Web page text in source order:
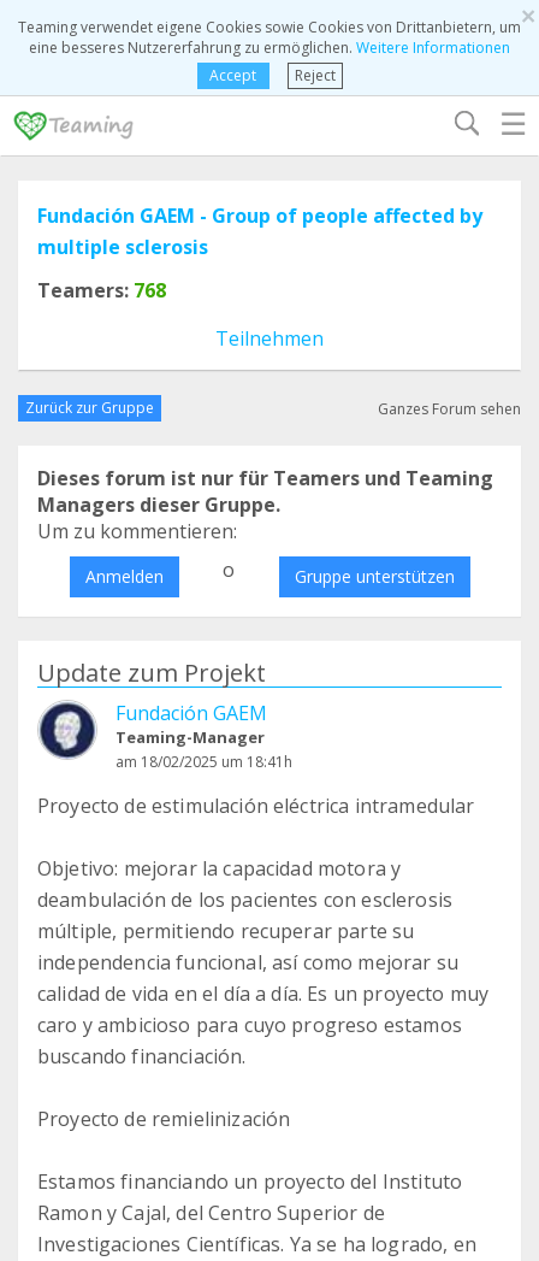
×
Teaming verwendet eigene Cookies sowie Cookies von Drittanbietern, um
eine besseres Nutzererfahrung zu ermöglichen. Weitere Informationen
Accept
Reject
☰
Fundación GAEM - Group of people affected by
multiple sclerosis
Teamers: 768
Teilnehmen
Zurück zur Gruppe Ganzes Forum sehen
Dieses forum ist nur für Teamers und Teaming
Managers dieser Gruppe.
Um zu kommentieren:
Anmelden o Gruppe unterstützen
Update zum Projekt
Fundación GAEM
Teaming-Manager
am 18/02/2025 um 18:41h
Proyecto de estimulación eléctrica intramedular
Objetivo: mejorar la capacidad motora y
deambulación de los pacientes con esclerosis
múltiple, permitiendo recuperar parte su
independencia funcional, así como mejorar su
calidad de vida en el día a día. Es un proyecto muy
caro y ambicioso para cuyo progreso estamos
buscando financiación.
Proyecto de remielinización
Estamos financiando un proyecto del Instituto
Ramon y Cajal, del Centro Superior de
Investigaciones Científicas. Ya se ha logrado, en